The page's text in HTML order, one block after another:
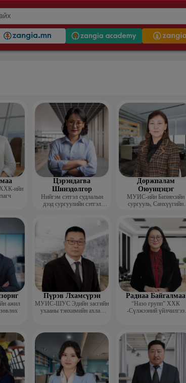
ийн
Цэрэндагва
Шинэдолгор
Нийгэм сэтгэл судлалын
дээд сургуулийн сэтгэл
Доржпалам
Оюунцэцэг
МУИС-ийн Бизнесийн
сургууль, Санхүүгийн
ажил
Пүрэв Лхамсүрэн
МУИС-ШУС Эдийн засгийн
ухааны тэнхимийн ахлах
Раднаа Байгалмаа
“Назо групп” ХХК
-Сүлжээний үйлчилгээ